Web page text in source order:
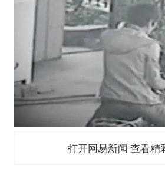
打开网易新闻 查看精